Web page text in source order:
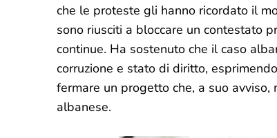
che le proteste gli hanno ricordato il
sono riusciti a bloccare un contestato
continue. Ha sostenuto che il caso
corruzione e stato di diritto,
fermare un progetto che, a suo
albanese.